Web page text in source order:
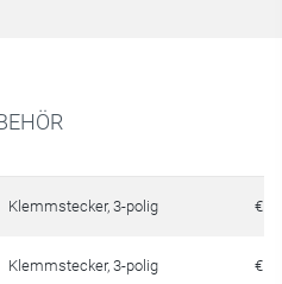
Klemmstecker, 3-polig €
Klemmstecker, 3-polig €